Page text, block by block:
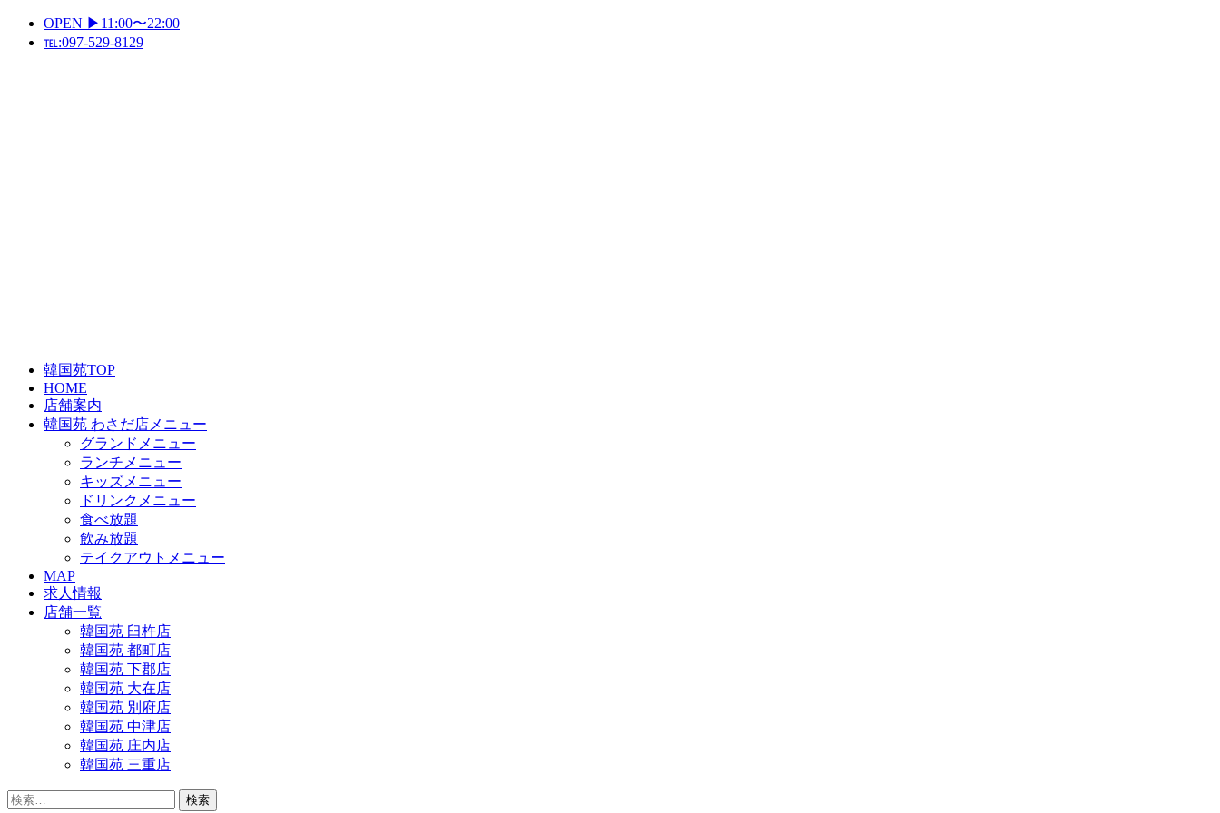
Skip
content
OPEN ▶11:00〜22:00
℡:097-529-8129
韓国苑TOP
HOME
店舗案内
韓国苑 わさだ店メニュー
グランドメニュー
ランチメニュー
キッズメニュー
ドリンクメニュー
食べ放題
飲み放題
テイクアウトメニュー
MAP
求人情報
店舗一覧
韓国苑 臼杵店
韓国苑 都町店
韓国苑 下郡店
韓国苑 大在店
韓国苑 別府店
韓国苑 中津店
韓国苑 庄内店
韓国苑 三重店
検